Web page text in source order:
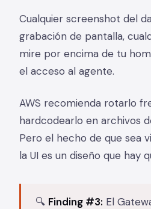
Cualquier screenshot del
grabación de pantalla,
mire por encima de tu
el acceso al agente.
AWS recomienda rotarlo
hardcodearlo en archivos
Pero el hecho de que sea
la UI es un diseño que hay
🔍 Finding #3: El